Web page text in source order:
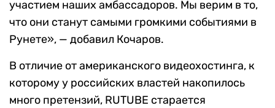
участием наших амбассадоров. Мы верим в то,
что они станут самыми громкими событиями в
Рунете», — добавил Кочаров.
В отличие от американского видеохостинга, к
которому у российских властей накопилось
много претензий, RUTUBE старается